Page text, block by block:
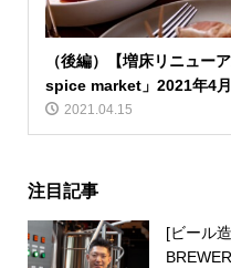
（後編）【増床リニュー
spice market」2021年4
2021.04.15
注目記事
[ビール